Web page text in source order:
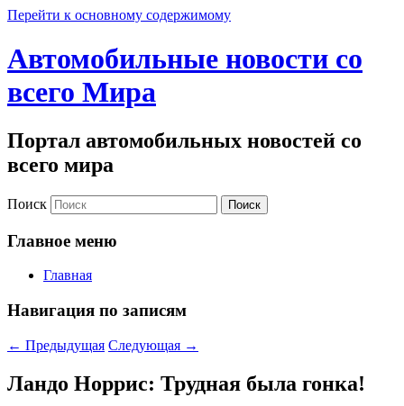
Перейти к основному содержимому
Автомобильные новости со
всего Мира
Портал автомобильных новостей со
всего мира
Поиск
Главное меню
Главная
Навигация по записям
← Предыдущая Следующая →
Ландо Норрис: Трудная была гонка!